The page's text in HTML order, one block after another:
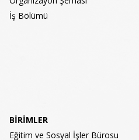
İş Bölümü
BİRİMLER
Eğitim ve Sosyal İşler Bürosu